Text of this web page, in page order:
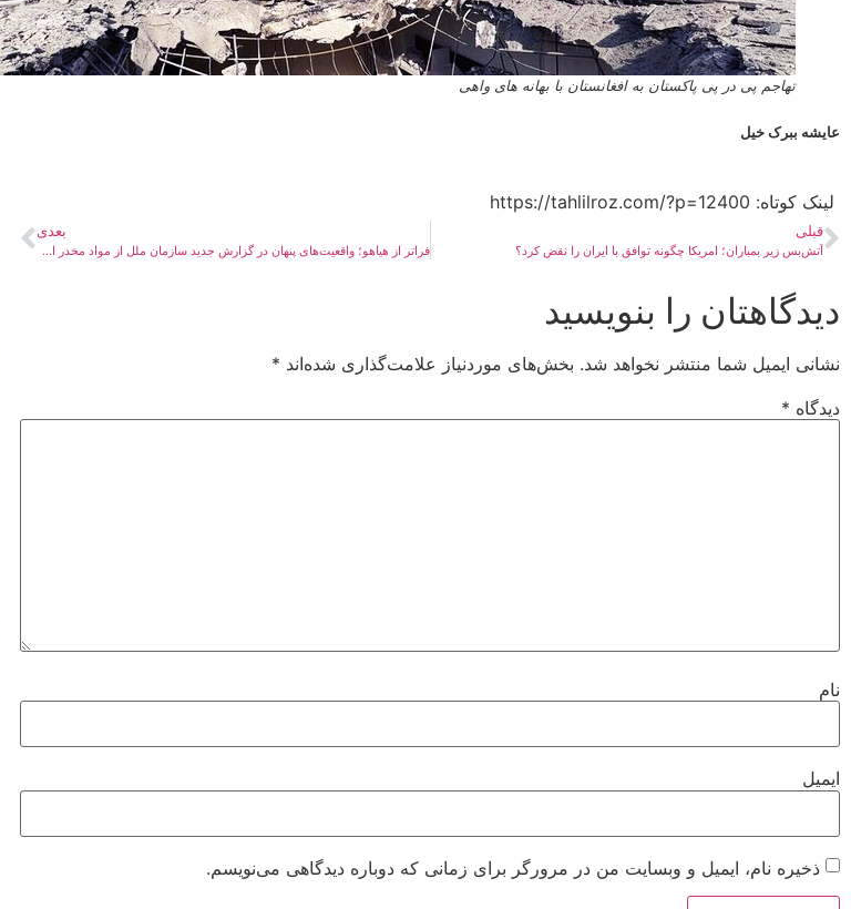
تهاجم پی در پی پاکستان به افغانستان با بهانه های واهی
عایشه ببرک خیل
لینک کوتاه:​ https://tahlilroz.com/?p=12400
قبلی
آتش‌بس زیر بمباران؛ امریکا چگونه توافق با ایران را نقض کرد؟
بعدی
فراتر از هیاهو؛ واقعیت‌های پنهان در گزارش جدید سازمان ملل از مواد مخدر افغانستان
دیدگاهتان را بنویسید
نشانی ایمیل شما منتشر نخواهد شد. بخش‌های موردنیاز علامت‌گذاری شده‌اند *
دیدگاه *
نام
ایمیل
ذخیره نام، ایمیل و وبسایت من در مرورگر برای زمانی که دوباره دیدگاهی می‌نویسم.